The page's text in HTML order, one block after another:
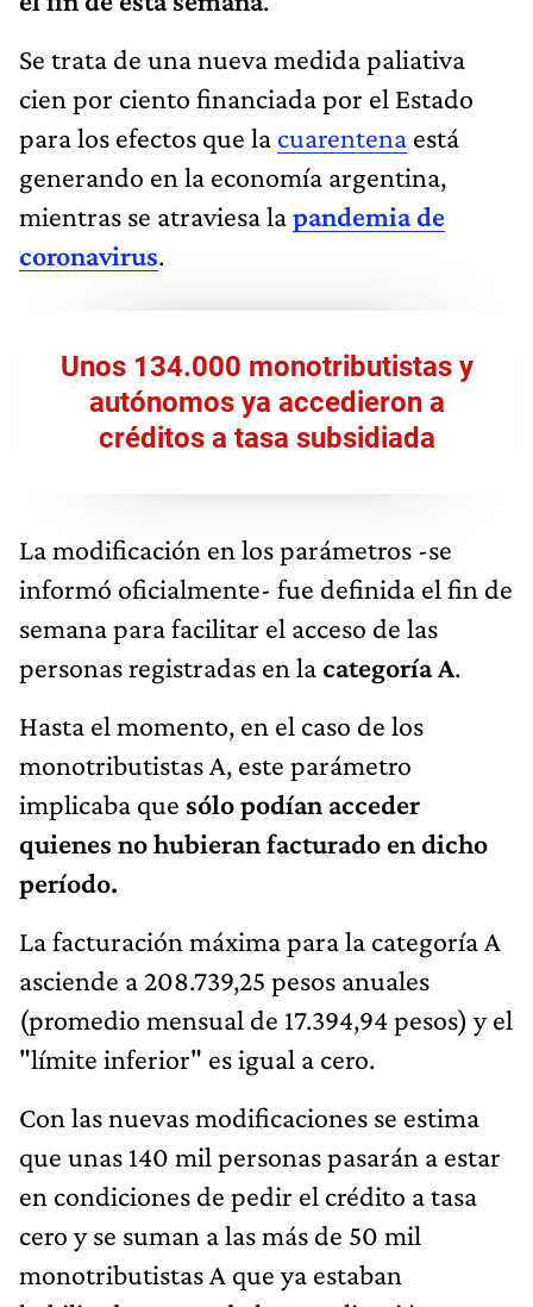
Se trata de una nueva medida paliativa
cien por ciento financiada por el Estado
para los efectos que la cuarentena está
generando en la economía argentina,
mientras se atraviesa lapandemia de
coronavirus.
Unos 134.000 monotributistas y
autónomos ya accedieron a
créditos a tasa subsidiada
La modificación en los parámetros -se
informó oficialmente- fue definida el fin de
semana para facilitar el acceso de las
personas registradas en lacategoría A.
Hasta el momento, en el caso de los
monotributistas A, este parámetro
implicaba que sólo podían acceder
quienes no hubieran facturado en dicho
período.
La facturación máxima para la categoría A
asciende a 208.739,25 pesos anuales
(promedio mensual de 17.394,94 pesos) y el
"límite inferior" es igual a cero.
Con las nuevas modificaciones se estima
que unas 140 mil personas pasarán a estar
en condiciones de pedir el crédito a tasa
cero y se suman a las más de 50 mil
monotributistas A que ya estaban